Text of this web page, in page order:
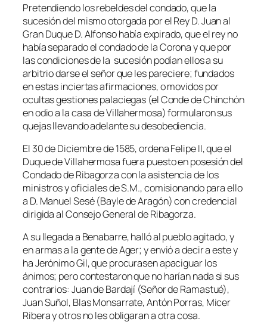
Pretendiendo los rebeldes del condado, que la
sucesión del mismo otorgada por el Rey D. Juan al
Gran Duque D. Alfonso había expirado, que el rey no
había separado el condado de la Corona y que por
las condiciones de la sucesión podían ellos a su
arbitrio darse el señor que les pareciere; fundados
en estas inciertas afirmaciones, o movidos por
ocultas gestiones palaciegas (el Conde de Chinchón
en odio a la casa de Villahermosa) formularon sus
quejas llevando adelante su desobediencia.
El 30 de Diciembre de 1585, ordena Felipe II, que el
Duque de Villahermosa fuera puesto en posesión del
Condado de Ribagorza con la asistencia de los
ministros y oficiales de S.M., comisionando para ello
a D. Manuel Sesé (Bayle de Aragón) con credencial
dirigida al Consejo General de Ribagorza.
A su llegada a Benabarre, halló al pueblo agitado, y
en armas a la gente de Ager; y envió a decir a este y
ha Jerónimo Gil, que procurasen apaciguar los
ánimos; pero contestaron que no harían nada si sus
contrarios: Juan de Bardají (Señor de Ramastué),
Juan Suñol, Blas Monsarrate, Antón Porras, Micer
Ribera y otros no les obligaran a otra cosa.